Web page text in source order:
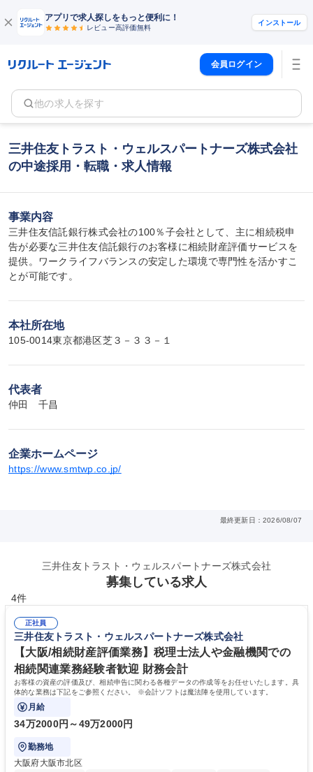
アプリで求人探しをもっと便利に！
レビュー高評価無料
インストール
会員ログイン
他の求人を探す
三井住友トラスト・ウェルスパートナーズ株式会社
の中途採用・転職・求人情報
事業内容
三井住友信託銀行株式会社の100％子会社として、主に相続税申
告が必要な三井住友信託銀行のお客様に相続財産評価サービスを
提供。ワークライフバランスの安定した環境で専門性を活かすこ
とが可能です。
本社所在地
105-0014東京都港区芝３－３３－１
代表者
仲田　千昌
企業ホームページ
https://www.smtwp.co.jp/
最終更新日：2026/08/07
三井住友トラスト・ウェルスパートナーズ株式会社
募集している求人
4件
正社員
三井住友トラスト・ウェルスパートナーズ株式会社
【大阪/相続財産評価業務】税理士法人や金融機関での
相続関連業務経験者歓迎 財務会計
お客様の資産の評価及び、相続申告に関わる各種データの作成等をお任せいたします。具
体的な業務は下記をご参照ください。 ※会計ソフトは魔法陣を使用しています。
月給
34万2000円～49万2000円
勤務地
大阪府大阪市北区